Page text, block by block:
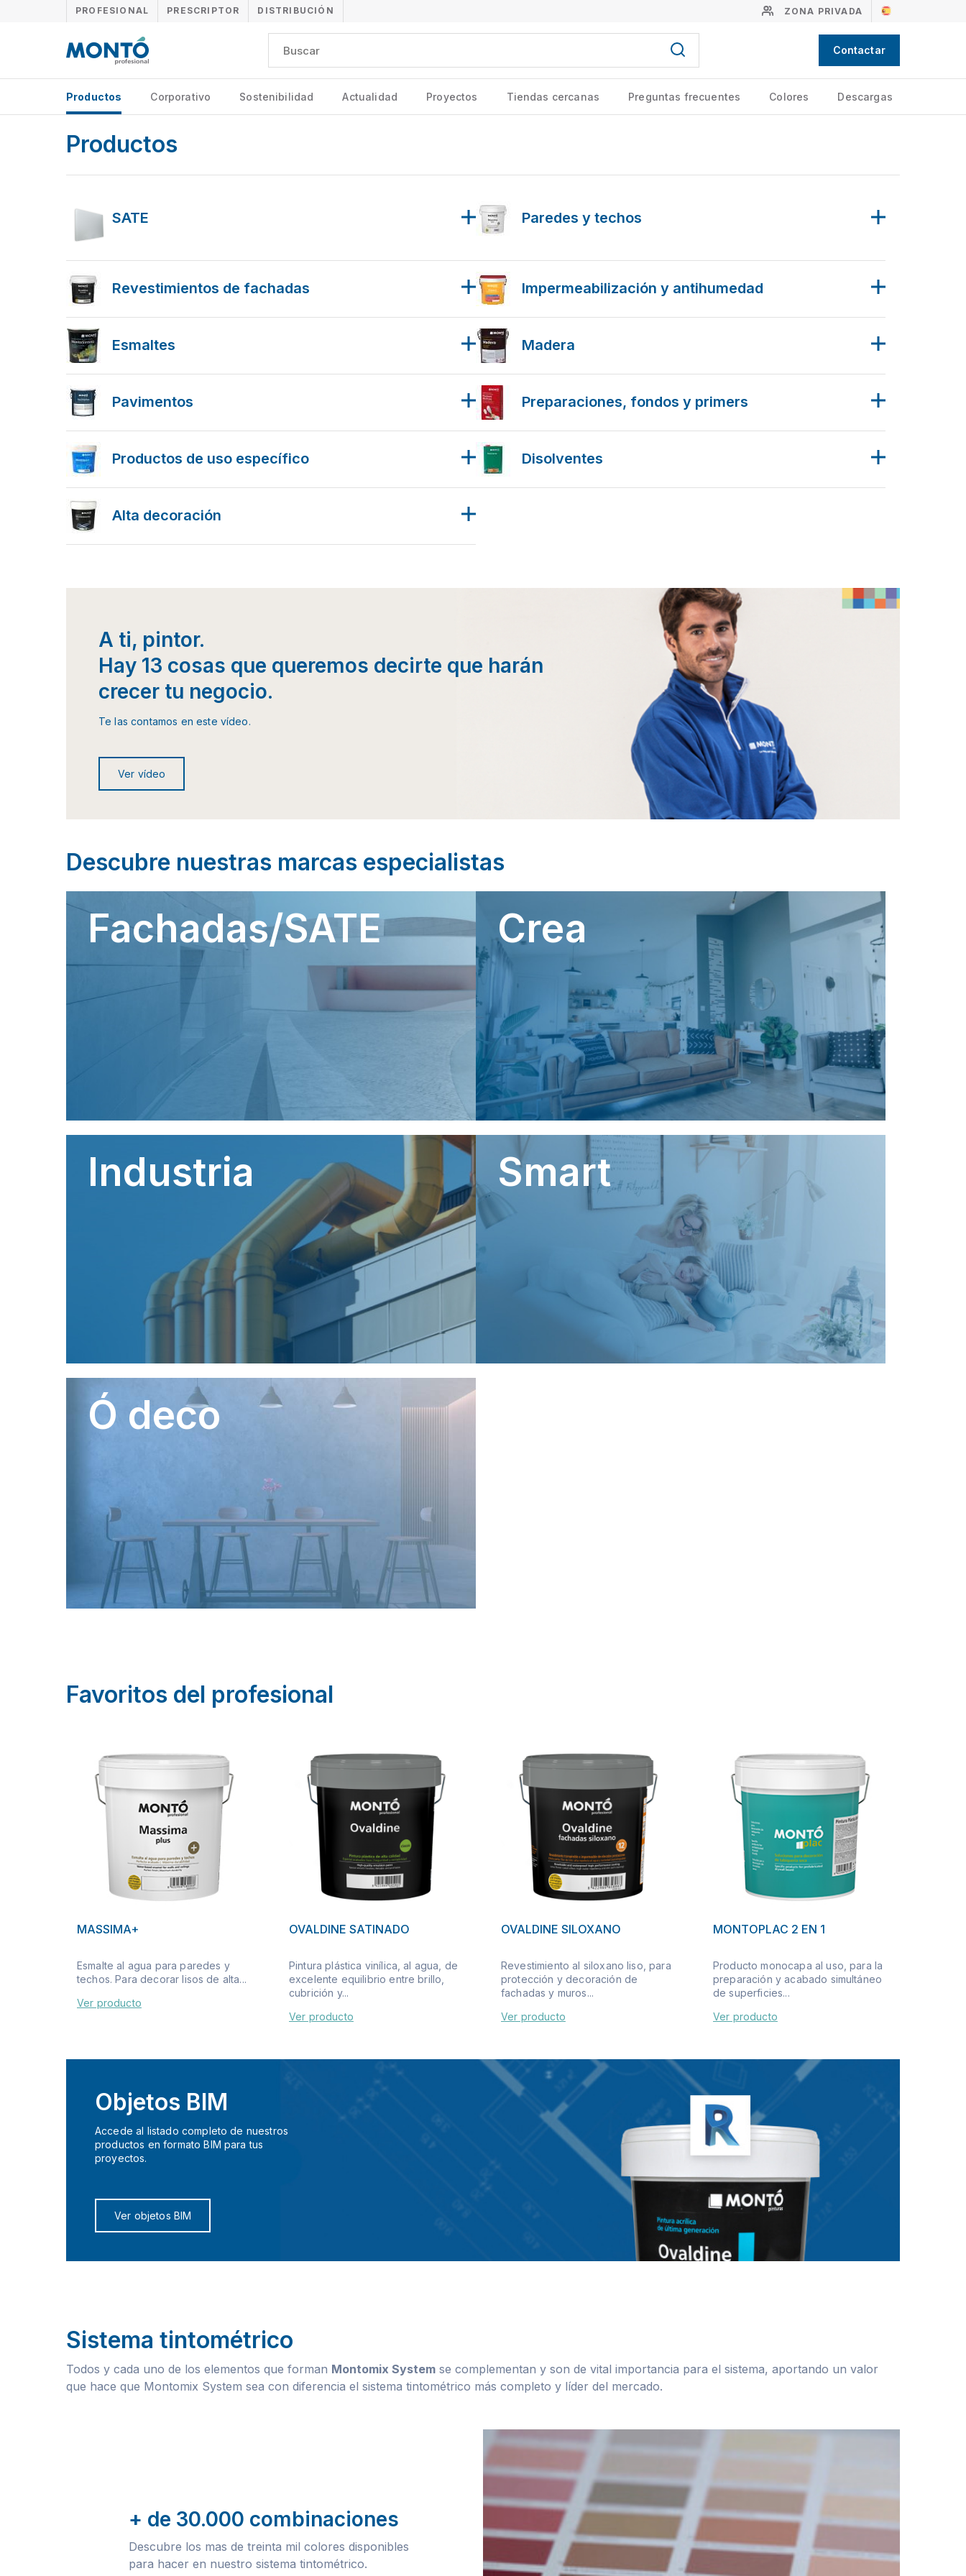
PROFESIONAL PRESCRIPTOR DISTRIBUCIÓN ZONA PRIVADA
Contactar
Productos Corporativo Sostenibilidad Actualidad Proyectos Tiendas cercanas Preguntas frecuentes Colores Descargas
Productos
SATE Paredes y techos
Revestimientos de fachadas Impermeabilización y antihumedad
Esmaltes Madera
Pavimentos Preparaciones, fondos y primers
Productos de uso específico Disolventes
Alta decoración
A ti, pintor.
Hay 13 cosas que queremos decirte que harán
crecer tu negocio.
Te las contamos en este vídeo.
Ver vídeo
Descubre nuestras marcas especialistas
Fachadas/SATE Crea
Industria Smart
Ó deco
Favoritos del profesional
MASSIMA+
Esmalte al agua para paredes y
techos. Para decorar lisos de alta...
Ver producto
OVALDINE SATINADO
Pintura plástica vinílica, al agua, de
excelente equilibrio entre brillo,
cubrición y...
Ver producto
OVALDINE SILOXANO
Revestimiento al siloxano liso, para
protección y decoración de
fachadas y muros...
Ver producto
MONTOPLAC 2 EN 1
Producto monocapa al uso, para la
preparación y acabado simultáneo
de superficies...
Ver producto
Objetos BIM
Accede al listado completo de nuestros
productos en formato BIM para tus
proyectos.
Ver objetos BIM
Sistema tintométrico
Todos y cada uno de los elementos que forman Montomix System se complementan y son de vital importancia para el sistema, aportando un valor
que hace que Montomix System sea con diferencia el sistema tintométrico más completo y líder del mercado.
+ de 30.000 combinaciones
Descubre los mas de treinta mil colores disponibles
para hacer en nuestro sistema tintométrico.